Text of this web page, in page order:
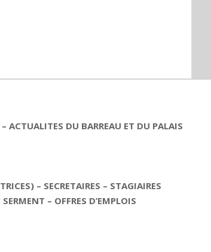
ACTUALITES DU BARREAU ET DU PALAIS
– SECRETAIRES – STAGIAIRES
– OFFRES D’EMPLOIS